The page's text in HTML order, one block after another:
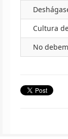
Cultura
No